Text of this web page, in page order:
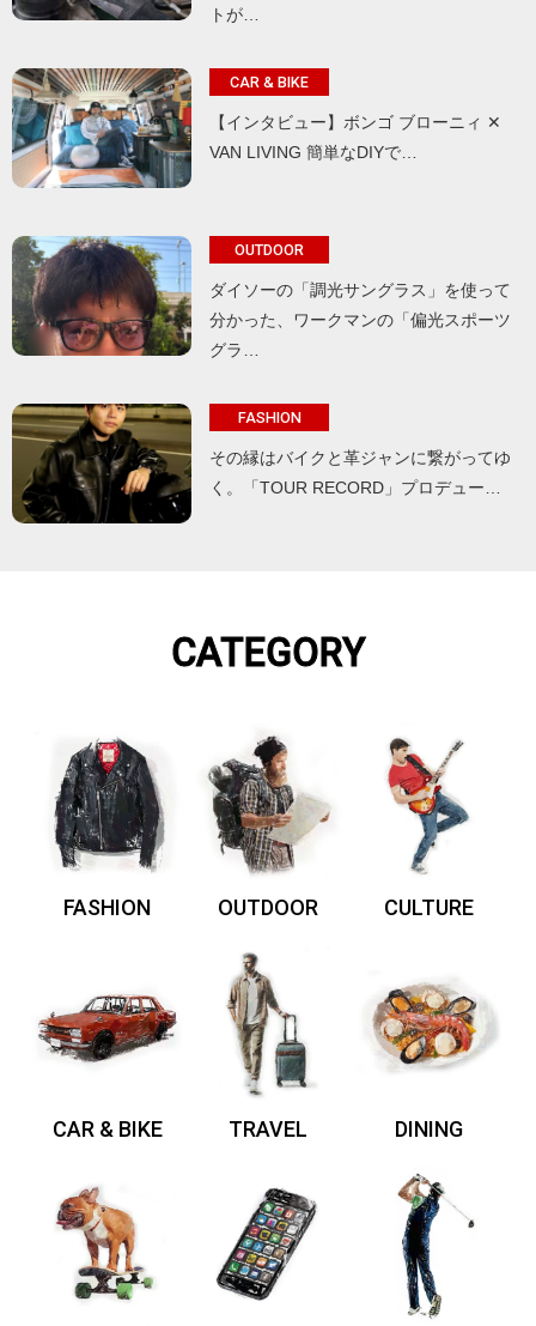
トが…
CAR & BIKE
【インタビュー】ボンゴ ブローニィ ✕
VAN LIVING 簡単なDIYで…
OUTDOOR
ダイソーの「調光サングラス」を使って
分かった、ワークマンの「偏光スポーツ
グラ…
FASHION
その縁はバイクと革ジャンに繋がってゆ
く。「TOUR RECORD」プロデュー…
CATEGORY
FASHION OUTDOOR CULTURE
CAR & BIKE TRAVEL DINING